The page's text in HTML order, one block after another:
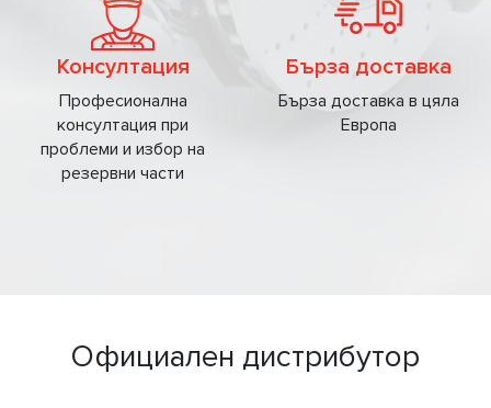
Консултация
Професионална
консултация при
проблеми и избор на
резервни части
Бърза доставка
Бърза доставка в цяла
Европа
Официален дистрибутор